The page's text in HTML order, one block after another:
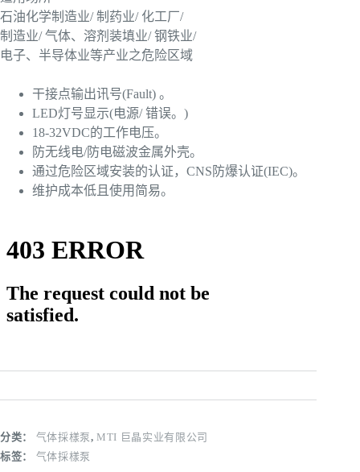
石油化学制造业/ 制药业/ 化工厂/
制造业/ 气体、溶剂装填业/ 钢铁业/
电子、半导体业等产业之危险区域
干接点输出讯号(Fault) 。
LED灯号显示(电源/ 错误。)
18-32VDC的工作电压。
防无线电/防电磁波金属外壳。
通过危险区域安装的认证，CNS防爆认证(IEC)。
维护成本低且使用简易。
分类： 气体採樣泵,MTI 巨晶实业有限公司
标签： 气体採樣泵